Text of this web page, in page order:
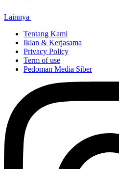
Lainnya
Tentang Kami
Iklan & Kerjasama
Privacy Policy
Term of use
Pedoman Media Siber